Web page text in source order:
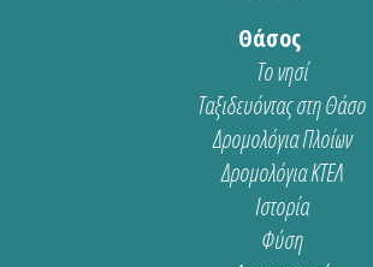
Θάσος
Το νησί
Ταξιδευόντας στη Θάσο
Δρομολόγια Πλοίων
Δρομολόγια ΚΤΕΛ
Ιστορία
Φύση